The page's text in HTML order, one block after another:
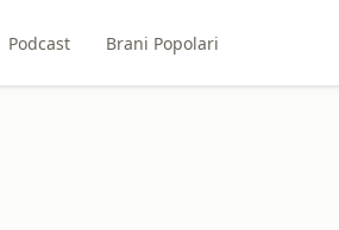
Podcast Brani Popolari